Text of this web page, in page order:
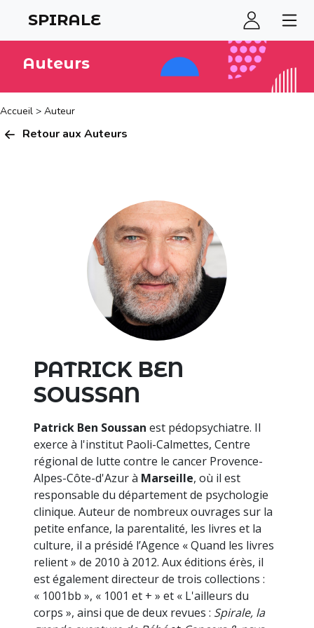
SPIRALE
Auteurs
Accueil > Auteur
Retour aux Auteurs
PATRICK BEN
SOUSSAN
Patrick Ben Soussan est pédopsychiatre. Il
exerce à l'institut Paoli-Calmettes, Centre
régional de lutte contre le cancer Provence-
Alpes-Côte-d'Azur à Marseille, où il est
responsable du département de psychologie
clinique. Auteur de nombreux ouvrages sur la
petite enfance, la parentalité, les livres et la
culture, il a présidé l’Agence « Quand les livres
relient » de 2010 à 2012. Aux éditions érès, il
est également directeur de trois collections :
« 1001bb », « 1001 et + » et « L'ailleurs du
corps », ainsi que de deux revues : Spirale, la